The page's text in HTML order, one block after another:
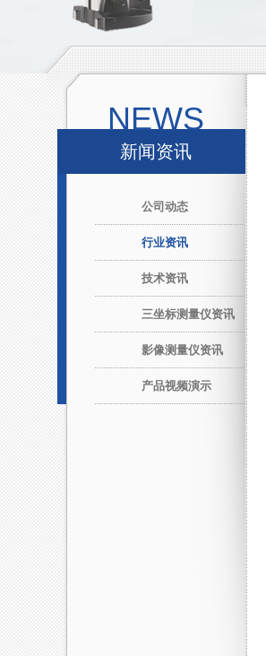
NEWS
新闻资讯
公司动态
行业资讯
技术资讯
三坐标测量仪资讯
影像测量仪资讯
产品视频演示